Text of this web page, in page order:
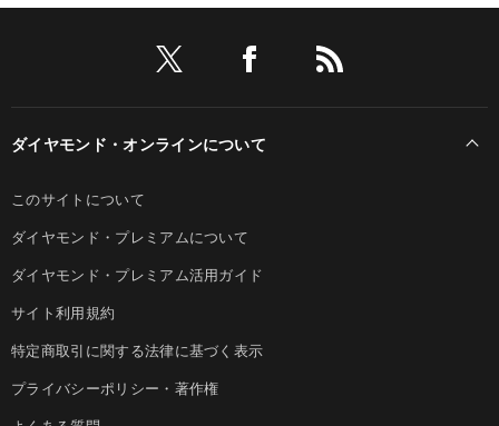
ダイヤモンド・オンラインについて
このサイトについて
ダイヤモンド・プレミアムについて
ダイヤモンド・プレミアム活用ガイド
サイト利用規約
特定商取引に関する法律に基づく表示
プライバシーポリシー・著作権